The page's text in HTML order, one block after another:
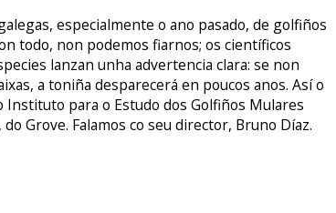
especialmente o ano pasado, de golfiños
todo, non podemos fiarnos; os científicos
lanzan unha advertencia clara: se non
a toniña desparecerá en poucos anos. Así o
Instituto para o Estudo dos Golfiños Mulares
Grove. Falamos co seu director, Bruno Díaz.